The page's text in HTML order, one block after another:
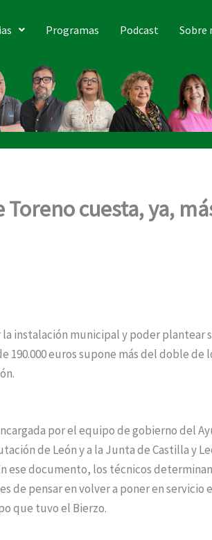
Programas Podcast Sobre
cuesta, ya,
la instalación municipal y poder plantear
190.000 euros supone más del doble de
por el equipo de gobierno del
de León y a la Junta de Castilla y
ese documento, los técnicos
de pensar en volver a poner en servicio
que tuvo el Bierzo.